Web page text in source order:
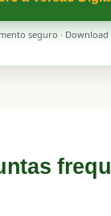
seguro ·